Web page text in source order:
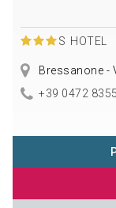
S HOTEL
Bressanone -
+39 0472